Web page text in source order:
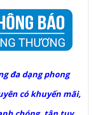
đa dạng phong
có khuyến mãi,